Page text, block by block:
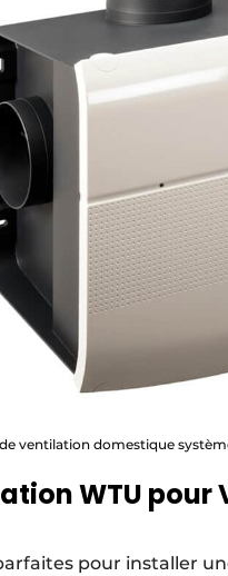
de ventilation domestique
WTU pour
pour installer